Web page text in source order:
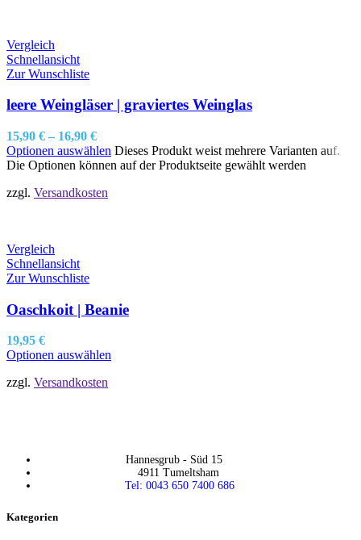
Vergleich
Schnellansicht
Zur Wunschliste
leere Weingläser | graviertes Weinglas
15,90 € – 16,90 €
Optionen auswählen Dieses Produkt weist mehrere Varianten auf.
Die Optionen können auf der Produktseite gewählt werden
zzgl. Versandkosten
Vergleich
Schnellansicht
Zur Wunschliste
Oaschkoit | Beanie
19,95 €
Optionen auswählen
zzgl. Versandkosten
Hannesgrub - Süd 15
4911 Tumeltsham
Tel: 0043 650 7400 686
Kategorien